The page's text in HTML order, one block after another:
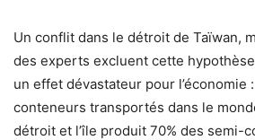
Un conflit dans le détroit de Taïwan,
des experts excluent cette
un effet dévastateur pour l’économie
conteneurs transportés dans le
détroit et l’île produit 70% des semi-